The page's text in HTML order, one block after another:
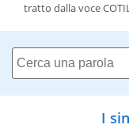
tratto dalla voce
I